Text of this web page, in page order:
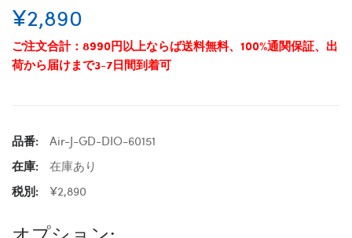
¥2,890
ご注文合計：8990円以上ならば送料無料、100%通関保証、出
荷から届けまで3-7日間到着可
品番:
Air-J-GD-DIO-60151
在庫:
在庫あり
税別:
¥2,890